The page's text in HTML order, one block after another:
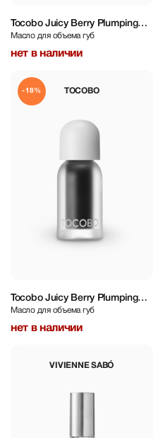
Tocobo Juicy Berry Plumping
Lip Oil 4 g
Масло для объема губ
нет в наличии
TOCOBO
-18%
Tocobo Juicy Berry Plumping
Lip Oil 4 g
Масло для объема губ
нет в наличии
VIVIENNE SABÓ